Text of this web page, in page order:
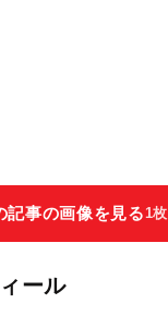
記事の画像を見る1枚
ール